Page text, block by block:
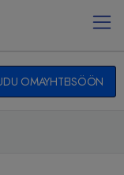
OMAYHTEISÖÖN